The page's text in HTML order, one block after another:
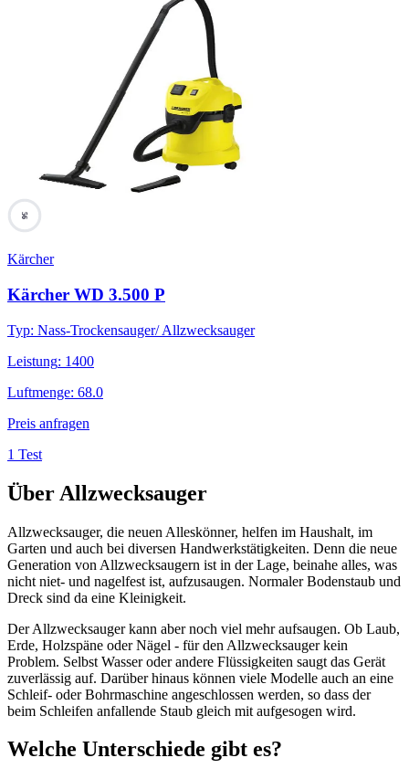
56
Kärcher
Kärcher WD 3.500 P
Typ: Nass-Trockensauger/ Allzwecksauger
Leistung: 1400
Luftmenge: 68.0
Preis anfragen
1 Test
Über Allzwecksauger
Allzwecksauger, die neuen Alleskönner, helfen im Haushalt, im
Garten und auch bei diversen Handwerkstätigkeiten. Denn die neue
Generation von Allzwecksaugern ist in der Lage, beinahe alles, was
nicht niet- und nagelfest ist, aufzusaugen. Normaler Bodenstaub und
Dreck sind da eine Kleinigkeit.
Der Allzwecksauger kann aber noch viel mehr aufsaugen. Ob Laub,
Erde, Holzspäne oder Nägel - für den Allzwecksauger kein
Problem. Selbst Wasser oder andere Flüssigkeiten saugt das Gerät
zuverlässig auf. Darüber hinaus können viele Modelle auch an eine
Schleif- oder Bohrmaschine angeschlossen werden, so dass der
beim Schleifen anfallende Staub gleich mit aufgesogen wird.
Welche Unterschiede gibt es?